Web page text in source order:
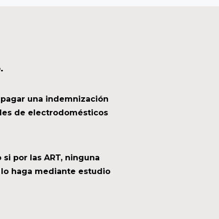
una indemnización
de electrodomésticos
por las ART, ninguna
haga mediante estudio